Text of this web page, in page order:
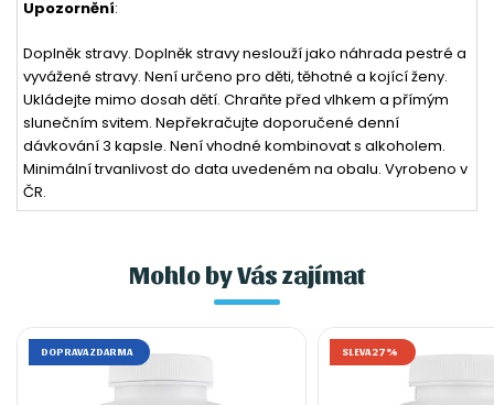
Upozornění:
Doplněk stravy. Doplněk stravy neslouží jako náhrada pestré a
vyvážené stravy. Není určeno pro děti, těhotné a kojící ženy.
Ukládejte mimo dosah dětí. Chraňte před vlhkem a přímým
slunečním svitem. Nepřekračujte doporučené denní
dávkování 3 kapsle. Není vhodné kombinovat s alkoholem.
Minimální trvanlivost do data uvedeném na obalu. Vyrobeno v
ČR.
Mohlo by Vás zajímat
DOPRAVA ZDARMA SLEVA 27%